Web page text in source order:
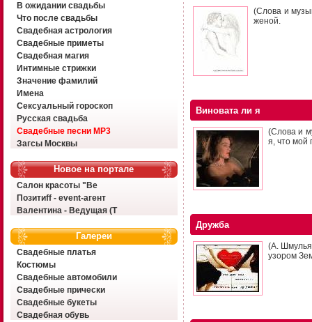
В ожидании свадьбы
Что после свадьбы
Свадебная астрология
Свадебные приметы
Свадебная магия
Интимные стрижки
Значение фамилий
Имена
Сексуальный гороскоп
Русская свадьба
Свадебные песни MP3
Загсы Москвы
Новое на портале
Салон красоты "Ве
Позитиff - event-агент
Валентина - Ведущая (Т
Галереи
Свадебные платья
Костюмы
Свадебные автомобили
Свадебные прически
Свадебные букеты
Свадебная обувь
(Слова и
женой.
Виновата ли я
(Слова и
я, что мой
Дружба
(А.
узором